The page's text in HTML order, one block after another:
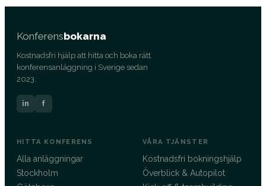
Konferensbokarna
Kostnadsfri hjälp att hitta och boka rätt
konferensanläggning i Sverige sedan
2023.
in f
HITTA KONFERENS
Alla anläggningar
Stockholm
VÅRA TJÄNSTER
Kostnadsfri bokningshjälp
Överblick & Autopilot